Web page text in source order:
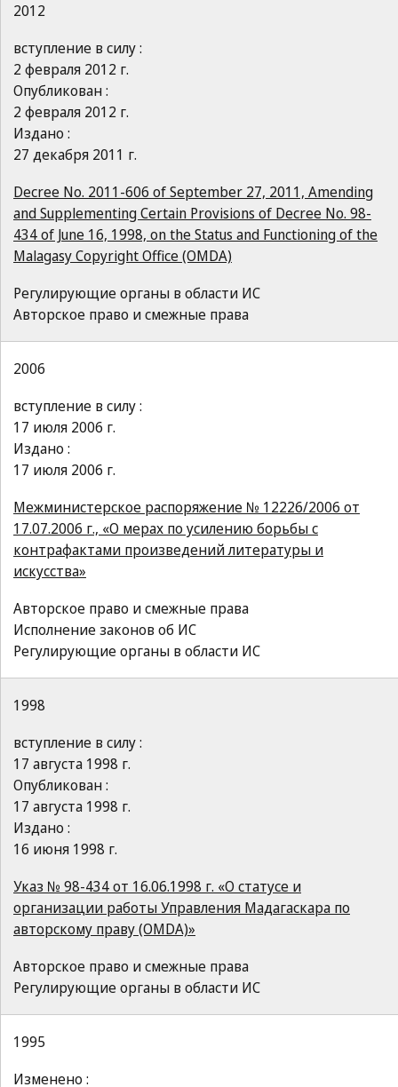
2012
вступление в силу :
2 февраля 2012 г.
Опубликован :
2 февраля 2012 г.
Издано :
27 декабря 2011 г.
Decree No. 2011-606 of September 27, 2011, Amending
and Supplementing Certain Provisions of Decree No. 98-
434 of June 16, 1998, on the Status and Functioning of the
Malagasy Copyright Office (OMDA)
Регулирующие органы в области ИС
Авторское право и смежные права
2006
вступление в силу :
17 июля 2006 г.
Издано :
17 июля 2006 г.
Межминистерское распоряжение № 12226/2006 от
17.07.2006 г., «О мерах по усилению борьбы с
контрафактами произведений литературы и
искусства»
Авторское право и смежные права
Исполнение законов об ИС
Регулирующие органы в области ИС
1998
вступление в силу :
17 августа 1998 г.
Опубликован :
17 августа 1998 г.
Издано :
16 июня 1998 г.
Указ № 98-434 от 16.06.1998 г. «О статусе и
организации работы Управления Мадагаскара по
авторскому праву (OMDA)»
Авторское право и смежные права
Регулирующие органы в области ИС
1995
Изменено :